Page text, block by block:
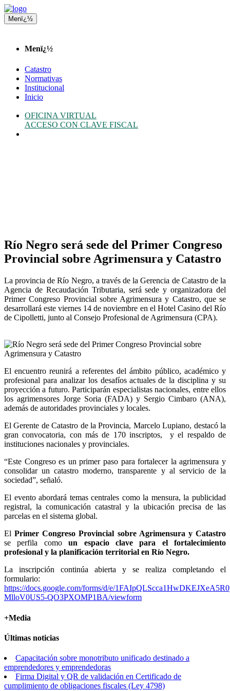
Menï¿½
Menï¿½
Catastro
Normativas
Institucional
Inicio
OFICINA VIRTUAL
ACCESO CON CLAVE FISCAL
Río Negro será sede del Primer Congreso
Provincial sobre Agrimensura y Catastro
La provincia de Río Negro, a través de la Gerencia de Catastro de la
Agencia de Recaudación Tributaria, será sede y organizadora del
Primer Congreso Provincial sobre Agrimensura y Catastro, que se
desarrollará este viernes 14 de noviembre en el Hotel Casino del Río
de Cipolletti, junto al Consejo Profesional de Agrimensura (CPA).
El encuentro reunirá a referentes del ámbito público, académico y
profesional para analizar los desafíos actuales de la disciplina y su
proyección a futuro. Participarán especialistas nacionales, entre ellos
los agrimensores Jorge Soria (FADA) y Sergio Cimbaro (ANA),
además de autoridades provinciales y locales.
El Gerente de Catastro de la Provincia, Marcelo Lupiano, destacó la
gran convocatoria, con más de 170 inscriptos, y el respaldo de
instituciones nacionales y provinciales.
“Este Congreso es un primer paso para fortalecer la agrimensura y
consolidar un catastro moderno, transparente y al servicio de la
sociedad”, señaló.
El evento abordará temas centrales como la mensura, la publicidad
registral, la comunicación catastral y la ubicación precisa de las
parcelas en el sistema global.
El Primer Congreso Provincial sobre Agrimensura y Catastro
se perfila como
un espacio clave para el fortalecimiento
profesional y la planificación territorial en Río Negro.
La inscripción continúa abierta y se realiza completando el
formulario:
https://docs.google.com/forms/d/e/
MlloV0US5-QO3PXOMP1BA/viewform
+Media
Últimas noticias
Capacitación sobre monotributo unificado destinado a
emprendedores y emprendedoras
Firma Digital y QR de validación en Certificado de
cumplimiento de obligaciones fiscales (Ley 4798)